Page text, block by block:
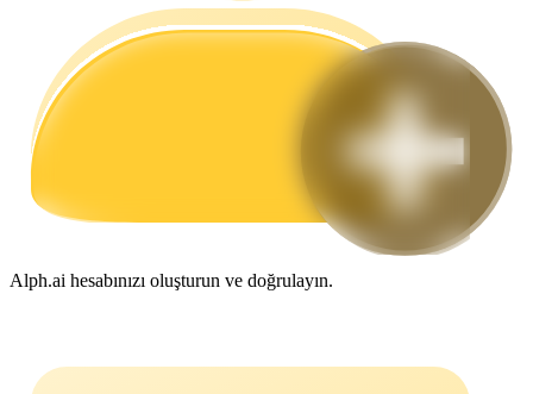
Ticaret stratejileri
Alph.ai hesabınızı oluşturun ve doğrulayın.